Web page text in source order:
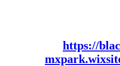
https://